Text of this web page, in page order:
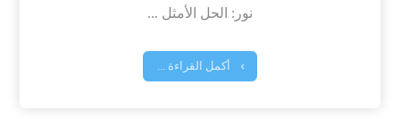
نور: الحل الأمثل ...
أكمل القراءة ...